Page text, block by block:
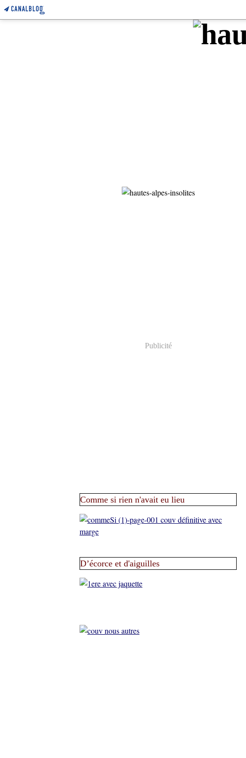
Publicité
Comme si rien n'avait eu lieu
D’écorce et d'aiguilles